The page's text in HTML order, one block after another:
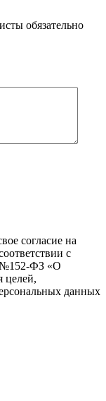
обязательно
согласие на
с
№152-ФЗ «О
целей,
данных